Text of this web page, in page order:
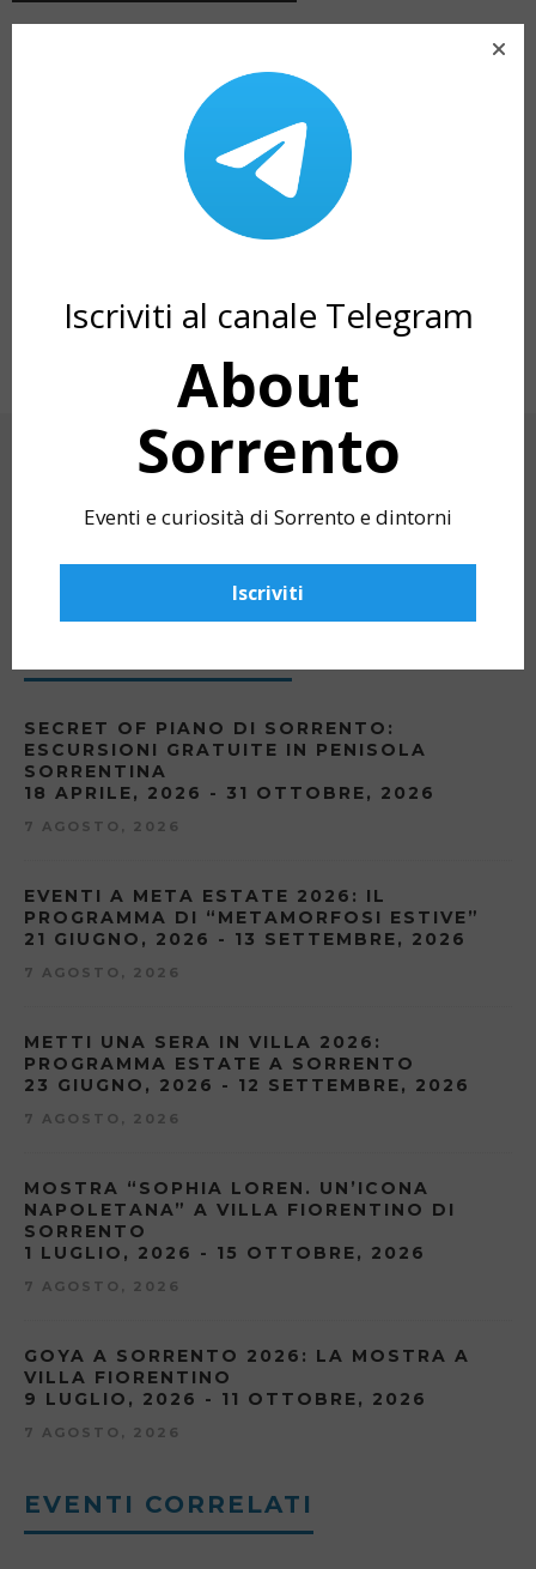
EVENTI ESTATE 2022 MASSA LUBRENSE:
IL PROGRAMMA DI “OMAGGIO ALLA
OF SORRENTO –
SECRET OF PIANO DI SORRENTO:
ESCURSIONI GRATUITE IN PENISOLA
SORRENTINA
18 APRILE, 2026 - 31 OTTOBRE, 2026
7 AGOSTO, 2026
EVENTI A META ESTATE 2026: IL
PROGRAMMA DI “METAMORFOSI ESTIVE”
21 GIUGNO, 2026 - 13 SETTEMBRE, 2026
7 AGOSTO, 2026
METTI UNA SERA IN VILLA 2026:
PROGRAMMA ESTATE A SORRENTO
23 GIUGNO, 2026 - 12 SETTEMBRE, 2026
7 AGOSTO, 2026
MOSTRA “SOPHIA LOREN. UN’ICONA
NAPOLETANA” A VILLA FIORENTINO DI
SORRENTO
1 LUGLIO, 2026 - 15 OTTOBRE, 2026
7 AGOSTO, 2026
GOYA A SORRENTO 2026: LA MOSTRA A
VILLA FIORENTINO
9 LUGLIO, 2026 - 11 OTTOBRE, 2026
7 AGOSTO, 2026
EVENTI CORRELATI
Iscriviti al canale Telegram
About
Sorrento
Eventi e curiosità di Sorrento e dintorni
Iscriviti